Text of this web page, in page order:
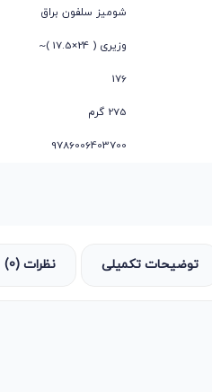
شومیز سلفون براق
وزیری ( 24×17.5 )~
176
275 گرم
9786006403700
توضیحات تکمیلی نظرات (0)